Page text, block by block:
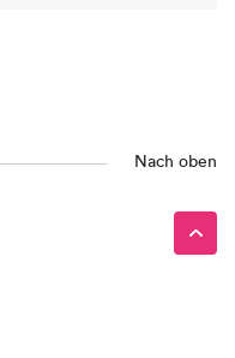
Nach oben